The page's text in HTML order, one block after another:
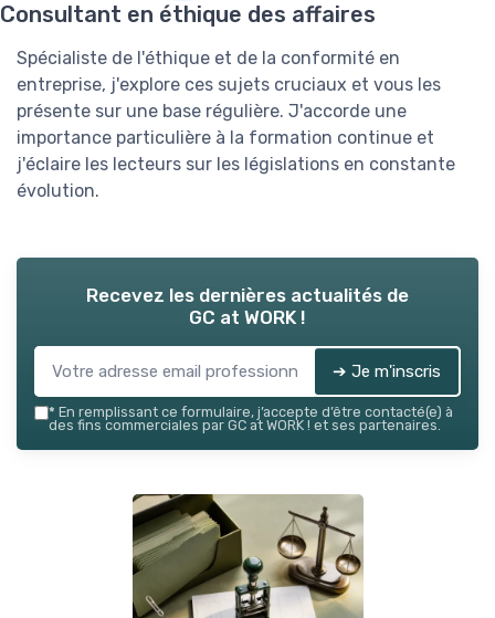
Consultant en éthique des affaires
Spécialiste de l'éthique et de la conformité en
entreprise, j'explore ces sujets cruciaux et vous les
présente sur une base régulière. J'accorde une
importance particulière à la formation continue et
j'éclaire les lecteurs sur les législations en constante
évolution.
Recevez les dernières actualités de
GC at WORK !
➔ Je m'inscris
* En remplissant ce formulaire, j’accepte d’être contacté(e) à
des fins commerciales par GC at WORK ! et ses partenaires.